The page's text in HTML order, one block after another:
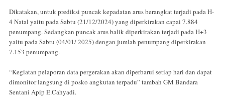
Dikatakan, untuk prediksi puncak kepadatan arus berangkat terjadi pada H-
4 Natal yaitu pada Sabtu (21/12/2024) yang diperkirakan capai 7.884
penumpang. Sedangkan puncak arus balik diperkirakan terjadi pada H+3
yaitu pada Sabtu (04/01/ 2025) dengan jumlah penumpang diperkirakan
7.153 penumpang.
“Kegiatan pelaporan data pergerakan akan diperbarui setiap hari dan dapat
dimonitor langsung di posko angkutan terpadu” tambah GM Bandara
Sentani Apip E.Cahyadi.